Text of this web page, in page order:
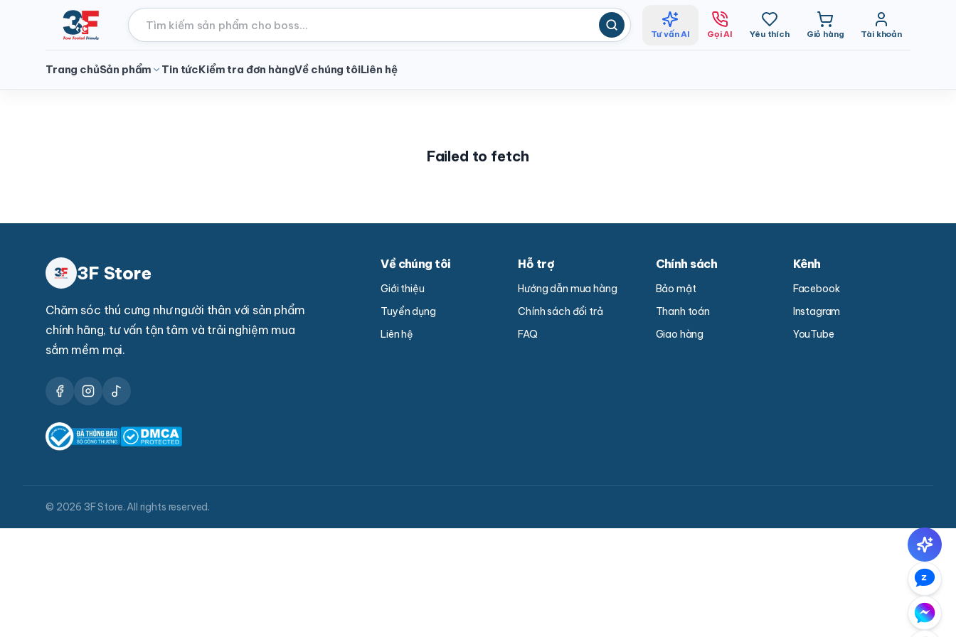
Tư vấn AI Gọi AI Yêu thích Giỏ hàng Tài khoản
Trang chủSản phẩm Tin tứcKiểm tra đơn hàngVề chúng tôiLiên hệ
Failed to fetch
3F Store
Chăm sóc thú cưng như người thân với sản phẩm
chính hãng, tư vấn tận tâm và trải nghiệm mua
sắm mềm mại.
Về chúng tôi
Giới thiệu
Tuyển dụng
Liên hệ
Hỗ trợ
Hướng dẫn mua hàng
Chính sách đổi trả
FAQ
Chính sách
Bảo mật
Thanh toán
Giao hàng
Kênh
Facebook
Instagram
YouTube
© 2026 3F Store. All rights reserved.